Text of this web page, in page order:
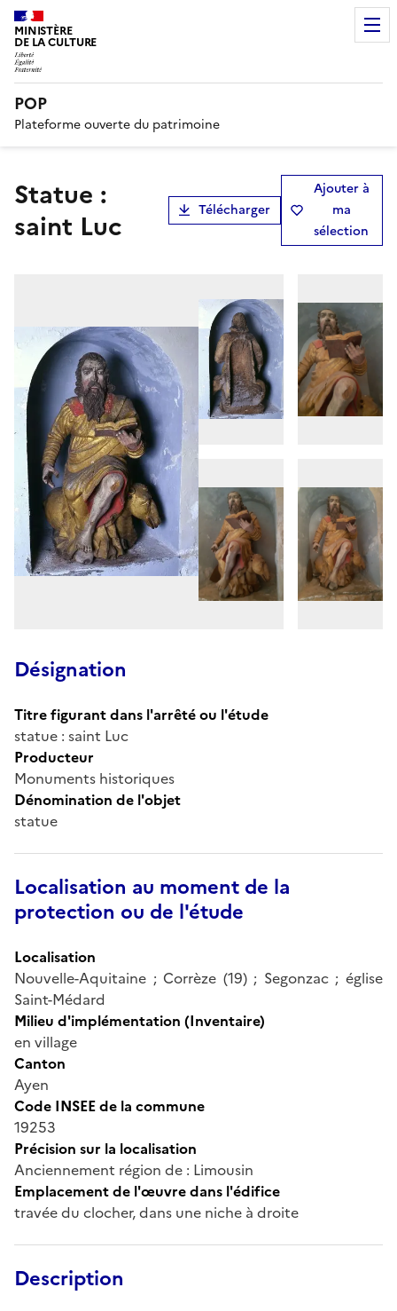
MINISTÈRE
DE LA CULTURE
POP
Plateforme ouverte du patrimoine
statue :
saint Luc
Télécharger
Ajouter à
ma
sélection
Désignation
Titre figurant dans l'arrêté ou l'étude
statue : saint Luc
Producteur
Monuments historiques
Dénomination de l'objet
statue
Localisation au moment de la
protection ou de l'étude
Localisation
Nouvelle-Aquitaine ; Corrèze (19) ; Segonzac ; église
Saint-Médard
Milieu d'implémentation (Inventaire)
en village
Canton
Ayen
Code INSEE de la commune
19253
Précision sur la localisation
Anciennement région de : Limousin
Emplacement de l'œuvre dans l'édifice
travée du clocher, dans une niche à droite
Description